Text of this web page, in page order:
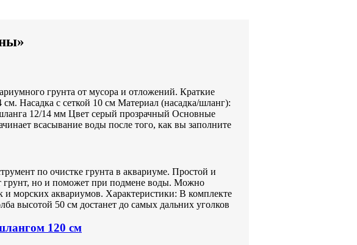
грунта от мусора и отложений. Краткие
Насадка с сеткой 10 см Материал (насадка/шланг):
12/14 мм Цвет серый прозрачный Основные
всасывание воды после того, как вы заполните
по очистке грунта в аквариуме. Простой и
грунт, но и поможет при подмене воды. Можно
и морских аквариумов. Характеристики: В комплекте
высотой 50 см достанет до самых дальних уголков
120 см